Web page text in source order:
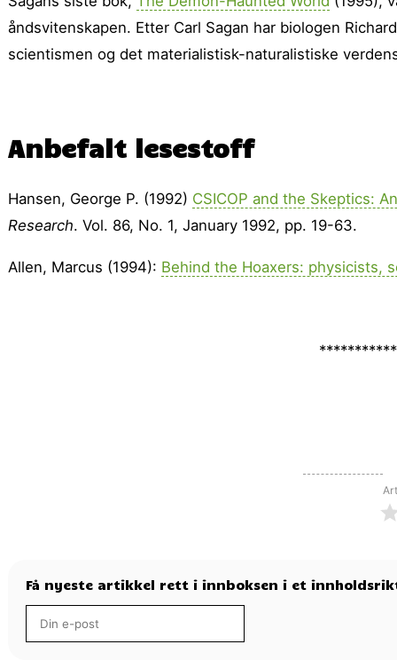
åndsvitenskapen. Etter Carl Sagan har biologen
scientismen og det materialistisk-naturalistiske
Anbefalt lesestoff
Hansen, George P. (1992) CSICOP and the Skeptics:
Research. Vol. 86, No. 1, January 1992, pp. 19-63.
Allen, Marcus (1994): Behind the Hoaxers: physicists,
Få nyeste artikkel rett i innboksen i et